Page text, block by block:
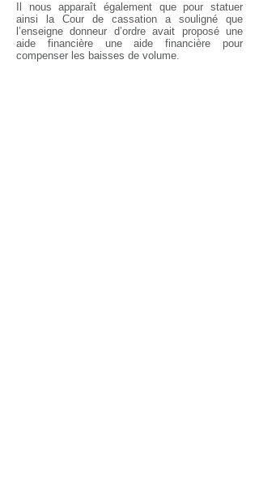
Il nous apparaît également que pour statuer
ainsi la Cour de cassation a souligné que
l’enseigne donneur d’ordre avait proposé une
aide financière une aide financière pour
compenser les baisses de volume.